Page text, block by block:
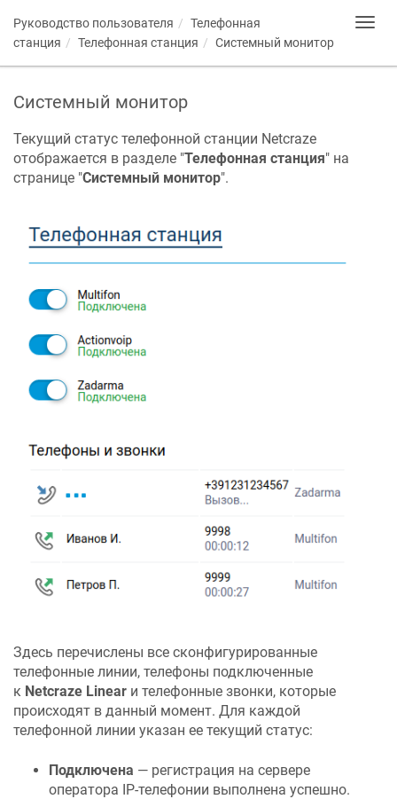
Руководство пользователя
Телефонная
станция
Телефонная станция Системный монитор
Системный монитор
Текущий статус телефонной станции Netcraze
отображается в разделе "Телефонная станция" на
странице "Системный монитор".
Здесь перечислены все сконфигурированные
телефонные линии, телефоны подключенные
к Netcraze Linear и телефонные звонки, которые
происходят в данный момент. Для каждой
телефонной линии указан ее текущий статус:
Подключена — регистрация на сервере
оператора IP-телефонии выполнена успешно.